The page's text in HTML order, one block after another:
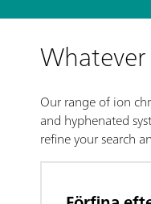
Our range of ion
and hyphenated
refine your search